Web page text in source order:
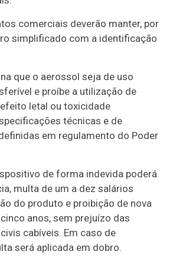
comerciais deverão manter, por
simplificado com a identificação
que o aerossol seja de uso
e proíbe a utilização de
letal ou toxicidade
técnicas e de
em regulamento do Poder
de forma indevida poderá
multa de um a dez salários
do produto e proibição de nova
anos, sem prejuízo das
cabíveis. Em caso de
será aplicada em dobro.